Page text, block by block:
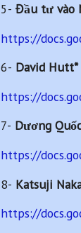
5- Đầu tư vào
https://
6- David
https://
7- Dương
https://
8- Katsuji
https://